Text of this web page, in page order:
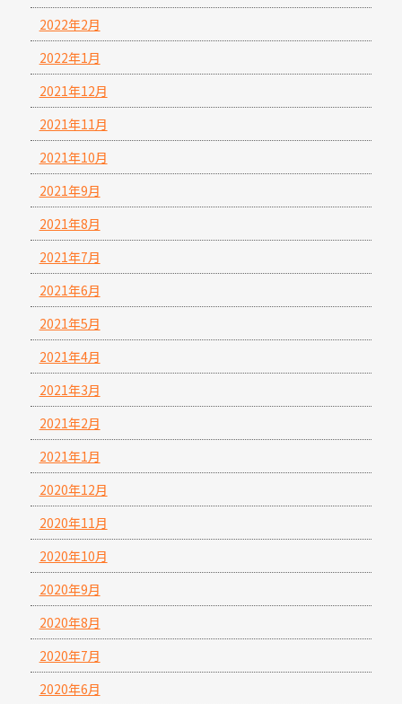
2022年2月
2022年1月
2021年12月
2021年11月
2021年10月
2021年9月
2021年8月
2021年7月
2021年6月
2021年5月
2021年4月
2021年3月
2021年2月
2021年1月
2020年12月
2020年11月
2020年10月
2020年9月
2020年8月
2020年7月
2020年6月